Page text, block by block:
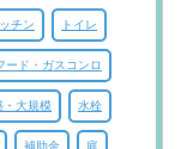
チン トイレ
ード・ガスコンロ
・大規模 水栓
補助金 庭